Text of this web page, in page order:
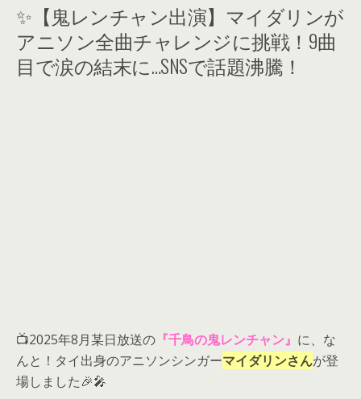
✨【鬼レンチャン出演】マイダリンが
アニソン全曲チャレンジに挑戦！9曲
目で涙の結末に…SNSで話題沸騰！
📺2025年8月某日放送の 『千鳥の鬼レンチャン』 に、な
んと！タイ出身のアニソンシンガーマイダリンさんが登
場しました🎉🎤